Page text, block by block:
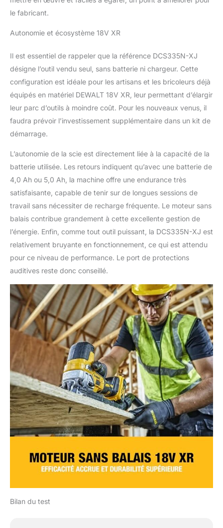
le fabricant.
Autonomie et écosystème 18V XR
Il est essentiel de rappeler que la référence DCS335N-XJ
désigne l’outil vendu seul, sans batterie ni chargeur. Cette
configuration est idéale pour les artisans et les bricoleurs déjà
équipés en matériel DEWALT 18V XR, leur permettant d’élargir
leur parc d’outils à moindre coût. Pour les nouveaux venus, il
faudra prévoir l’investissement supplémentaire dans un kit de
démarrage.
L’autonomie de la scie est directement liée à la capacité de la
batterie utilisée. Les retours indiquent qu’avec une batterie de
4,0 Ah ou 5,0 Ah, la machine offre une endurance très
satisfaisante, capable de tenir sur de longues sessions de
travail sans nécessiter de recharge fréquente. Le moteur sans
balais contribue grandement à cette excellente gestion de
l’énergie. Enfin, comme tout outil puissant, la DCS335N-XJ est
relativement bruyante en fonctionnement, ce qui est attendu
pour ce niveau de performance. Le port de protections
auditives reste donc conseillé.
Bilan du test